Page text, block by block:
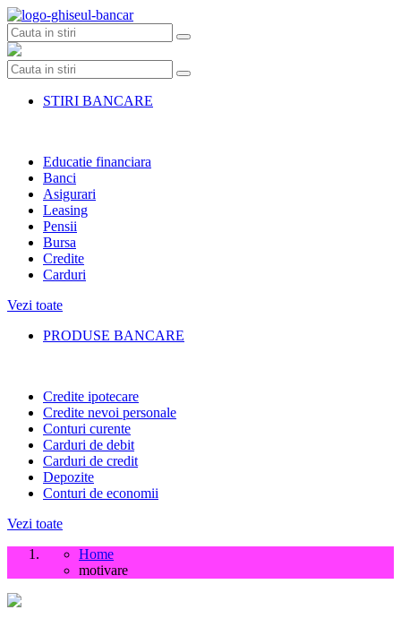
Skip
to
content
STIRI BANCARE
Educatie financiara
Banci
Asigurari
Leasing
Pensii
Bursa
Credite
Carduri
Vezi toate
PRODUSE BANCARE
Credite ipotecare
Credite nevoi personale
Conturi curente
Carduri de debit
Carduri de credit
Depozite
Conturi de economii
Vezi toate
Home
motivare